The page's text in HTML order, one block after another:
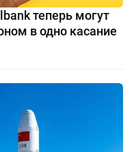
теперь могут
в одно касание